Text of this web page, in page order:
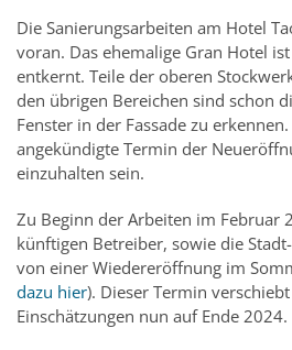
Die Sanierungsarbeiten am Hotel
voran. Das ehemalige Gran Hotel
entkernt. Teile der oberen
den übrigen Bereichen sind schon
Fenster in der Fassade zu
angekündigte Termin der
einzuhalten sein.
Zu Beginn der Arbeiten im Februar
künftigen Betreiber, sowie die
von einer Wiedereröffnung im
dazu hier). Dieser Termin
Einschätzungen nun auf Ende 2024.